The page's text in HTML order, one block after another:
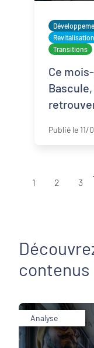
Transitions
Ce
Publié le
1 2 3
contenus
Analyse